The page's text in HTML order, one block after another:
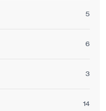
5
6
3
14